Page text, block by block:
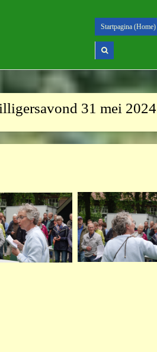
Startpagina (Home)
31 mei 2024